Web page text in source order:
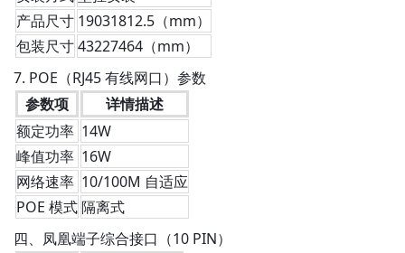
产品尺寸 19031812.5（mm）
包装尺寸43227464（mm）
7. POE（RJ45 有线网口）参数
参数项
详情描述
额定功率 14W
峰值功率 16W
网络速率 10/100M 自适应
POE 模式隔离式
四、凤凰端子综合接口（10 PIN）